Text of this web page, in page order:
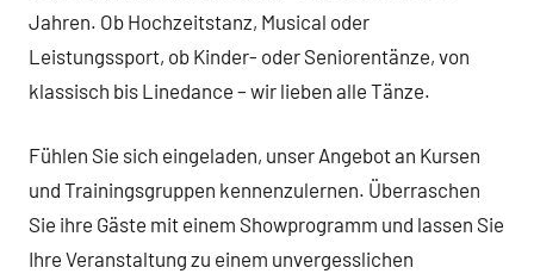
Jahren. Ob Hochzeitstanz, Musical oder
Leistungssport, ob Kinder- oder Seniorentänze, von
klassisch bis Linedance – wir lieben alle Tänze.
Fühlen Sie sich eingeladen, unser Angebot an Kursen
und Trainingsgruppen kennenzulernen. Überraschen
Sie ihre Gäste mit einem Showprogramm und lassen Sie
Ihre Veranstaltung zu einem unvergesslichen